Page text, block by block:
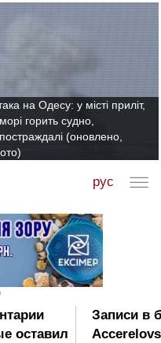
на Одесу: у місті приліт,
горить судно,
(оновлено,
рус
оставил
Записи в